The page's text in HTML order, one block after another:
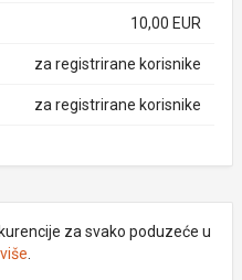
10,00 EUR
za registrirane korisnike
za registrirane korisnike
za svako poduzeće u